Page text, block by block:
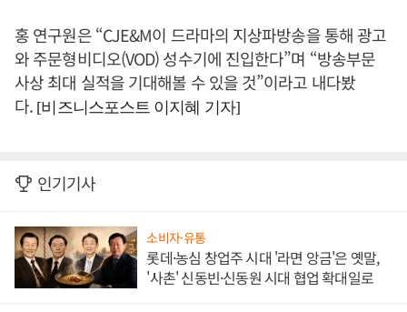
홍 연구원은 “CJE&M이 드라마의 지상파방송을 통해 광고
와 주문형비디오(VOD) 성수기에 진입한다”며 “방송부문
사상 최대 실적을 기대해볼 수 있을 것”이라고 내다봤
다. [비즈니스포스트 이지혜 기자]
인기기사
소비자·유통
롯데·농심 창업주 시대 '라면 앙금'은 옛말,
'사촌' 신동빈·신동원 시대 협업 확대일로